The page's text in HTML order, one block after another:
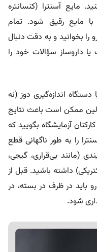
مایع آسنترا (کنسانتره
مایع رقیق شود. تمام
را بخوانید و به دقت دنبال
داروساز سؤالات خود را
اندازه‌گیری دوز (نه
ممکن است باعث نتایج
آزمایشگاه بگویید که
را به طور ناگهانی قطع
(مانند بی‌قراری، گیجی،
داشته باشید. قبل از
باید در ظرف در بسته، در
شود.